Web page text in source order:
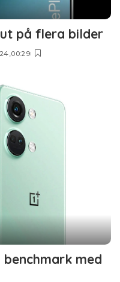
på flera bilder
benchmark med